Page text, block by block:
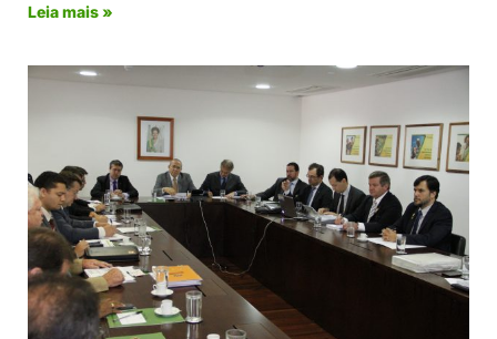
Leia mais »